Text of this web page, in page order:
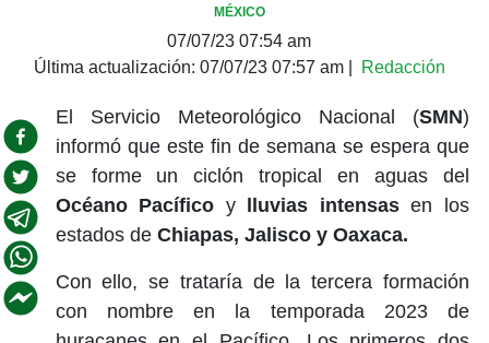
MÉXICO
07/07/23 07:54 am
Última actualización: 07/07/23 07:57 am| Redacción
El Servicio Meteorológico Nacional (SMN)
informó que este fin de semana se espera que
se forme un ciclón tropical en aguas del
Océano Pacífico y lluvias intensasen los
estados de Chiapas, Jalisco y Oaxaca.
Con ello, se trataría de la tercera formación
con nombre en la temporada 2023 de